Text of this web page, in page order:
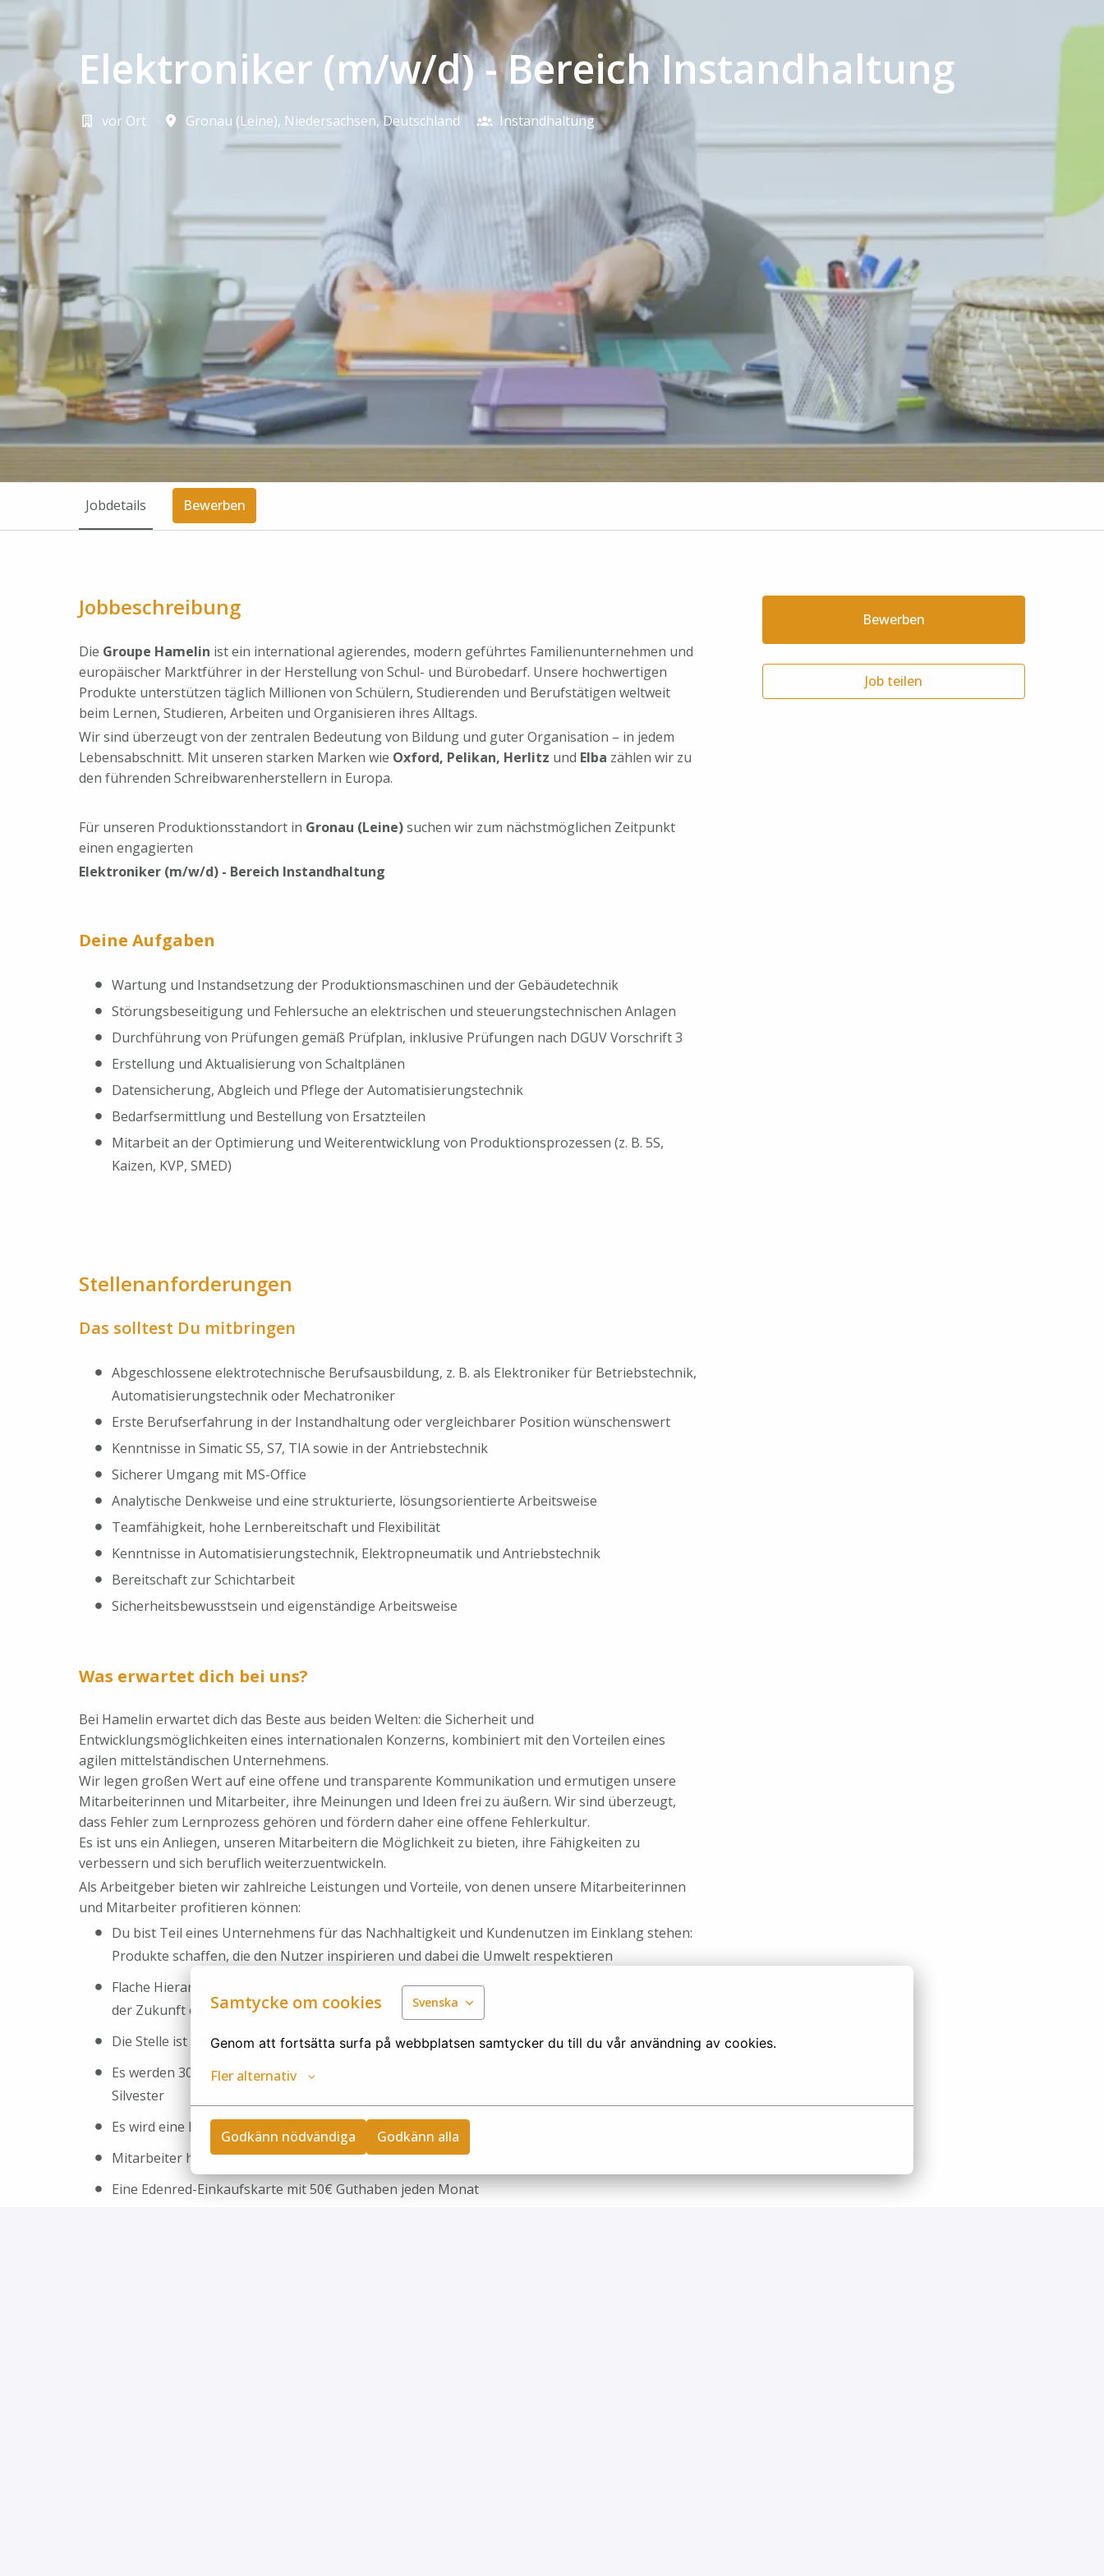
Samtycke om cookies Svenska
Genom att fortsätta surfa på webbplatsen samtycker du till du vår användning av cookies.
Fler alternativ
Godkänn nödvändiga Godkänn alla
Elektroniker (m/w/d) - Bereich Instandhaltung
vor Ort Gronau (Leine), Niedersachsen, Deutschland Instandhaltung
Jobdetails Bewerben
Jobbeschreibung
Die Groupe Hamelin ist ein international agierendes, modern geführtes Familienunternehmen und
europäischer Marktführer in der Herstellung von Schul- und Bürobedarf. Unsere hochwertigen
Produkte unterstützen täglich Millionen von Schülern, Studierenden und Berufstätigen weltweit
beim Lernen, Studieren, Arbeiten und Organisieren ihres Alltags.
Wir sind überzeugt von der zentralen Bedeutung von Bildung und guter Organisation – in jedem
Lebensabschnitt. Mit unseren starken Marken wie Oxford, Pelikan, Herlitz und Elba zählen wir zu
den führenden Schreibwarenherstellern in Europa.
Für unseren Produktionsstandort in Gronau (Leine)suchen wir zum nächstmöglichen Zeitpunkt
einen engagierten
Elektroniker (m/w/d) - Bereich Instandhaltung
Deine Aufgaben
Wartung und Instandsetzung der Produktionsmaschinen und der Gebäudetechnik
Störungsbeseitigung und Fehlersuche an elektrischen und steuerungstechnischen Anlagen
Durchführung von Prüfungen gemäß Prüfplan, inklusive Prüfungen nach DGUV Vorschrift 3
Erstellung und Aktualisierung von Schaltplänen
Datensicherung, Abgleich und Pflege der Automatisierungstechnik
Bedarfsermittlung und Bestellung von Ersatzteilen
Mitarbeit an der Optimierung und Weiterentwicklung von Produktionsprozessen (z. B. 5S,
Kaizen, KVP, SMED)
Stellenanforderungen
Das solltest Du mitbringen
Abgeschlossene elektrotechnische Berufsausbildung, z. B. als Elektroniker für Betriebstechnik,
Automatisierungstechnik oder Mechatroniker
Erste Berufserfahrung in der Instandhaltung oder vergleichbarer Position wünschenswert
Kenntnisse in Simatic S5, S7, TIA sowie in der Antriebstechnik
Sicherer Umgang mit MS-Office
Analytische Denkweise und eine strukturierte, lösungsorientierte Arbeitsweise
Teamfähigkeit, hohe Lernbereitschaft und Flexibilität
Kenntnisse in Automatisierungstechnik, Elektropneumatik und Antriebstechnik
Bereitschaft zur Schichtarbeit
Sicherheitsbewusstsein und eigenständige Arbeitsweise
Was erwartet dich bei uns?
Bei Hamelin erwartet dich das Beste aus beiden Welten: die Sicherheit und
Entwicklungsmöglichkeiten eines internationalen Konzerns, kombiniert mit den Vorteilen eines
agilen mittelständischen Unternehmens.
Wir legen großen Wert auf eine offene und transparente Kommunikation und ermutigen unsere
Mitarbeiterinnen und Mitarbeiter, ihre Meinungen und Ideen frei zu äußern. Wir sind überzeugt,
dass Fehler zum Lernprozess gehören und fördern daher eine offene Fehlerkultur.
Es ist uns ein Anliegen, unseren Mitarbeitern die Möglichkeit zu bieten, ihre Fähigkeiten zu
verbessern und sich beruflich weiterzuentwickeln.
Als Arbeitgeber bieten wir zahlreiche Leistungen und Vorteile, von denen unsere Mitarbeiterinnen
und Mitarbeiter profitieren können:
Du bist Teil eines Unternehmens für das Nachhaltigkeit und Kundenutzen im Einklang stehen:
Produkte schaffen, die den Nutzer inspirieren und dabei die Umwelt respektieren
Flache Hierarchien und kurze Entscheidungswege ermöglichen Ihnen die aktive Mitgestaltung
der Zukunft eines renommierten Unternehmens und Marktführers
Die Stelle ist unbefristet und in Vollzeit
Es werden 30 Tage Urlaub gewährt, sowie zusätzlich je ein halber Tag an Heiligabend und
Silvester
Es wird eine Duz-Kultur gepflegt, um ein offenes und kollegiales Arbeitsumfeld zu fördern
Mitarbeiter haben die Möglichkeit, das Job-Bike-Leasing-Angebot zu nutzen
Eine Edenred-Einkaufskarte mit 50€ Guthaben jeden Monat
Bewerben
Job teilen